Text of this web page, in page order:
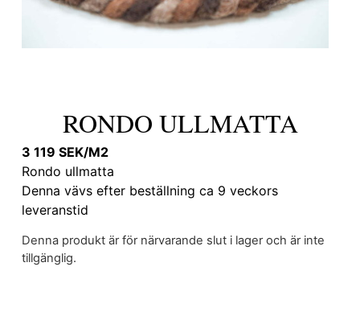
RONDO ULLMATTA
3 119 SEK/M2
Rondo ullmatta
Denna vävs efter beställning ca 9 veckors
leveranstid
Denna produkt är för närvarande slut i lager och är inte
tillgänglig.